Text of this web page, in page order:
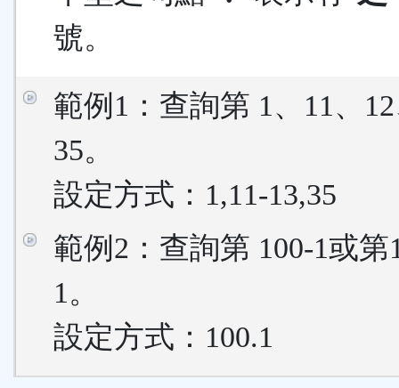
號。
範例1：查詢第 1、11、
35。
設定方式：1,11-13,35
範例2：查詢第 100-1或第
1。
設定方式：100.1